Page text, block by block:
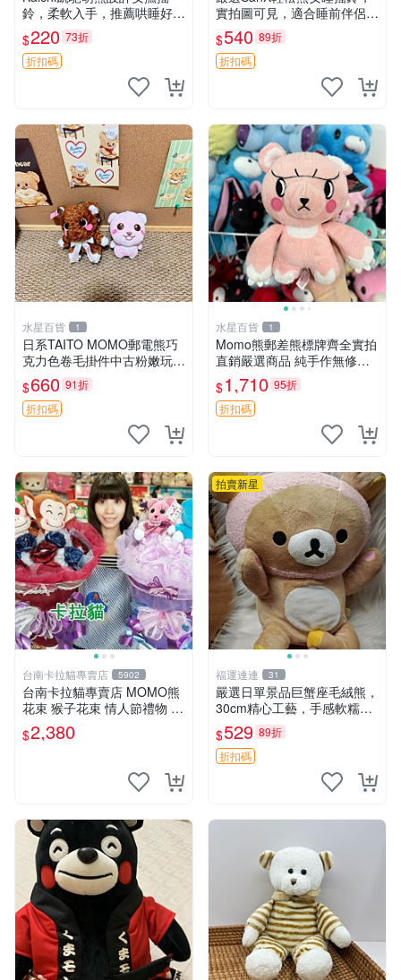
鈴，柔軟入手，推薦哄睡好選
擇 熊公仔 安撫玩具 喂食環
$220 73折
折扣碼
實拍圖可見，適合睡前伴侶，
Picks安撫好物 0325 懸吊 電
腦
$540 89折
折扣碼
水星百貨 1
日系TAITO MOMO郵電熊巧
克力色卷毛掛件中古粉嫩玩偶
微瑕推薦 postpet momo 郵
電熊 中古玩偶
$660 91折
折扣碼
水星百貨 1
Momo熊郵差熊標牌齊全實拍
直銷嚴選商品 純手作無修圖
可收藏 郵差熊 Momo熊 標牌
商品
$1,710 95折
折扣碼
台南卡拉貓專賣店 5902
台南卡拉貓專賣店 MOMO熊
花束 猴子花束 情人節禮物 二
選一 可繡字 可今天寄明天到
$2,380
拍賣新星
福運連連 31
嚴選日單景品巨蟹座毛絨熊，
30cm精心工藝，手感軟糯推
薦收藏送人 巨蟹座 毛絨玩具
精緻做工
$529 89折
折扣碼